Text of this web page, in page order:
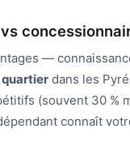
—
dans les
(souvent 30 %
connaît